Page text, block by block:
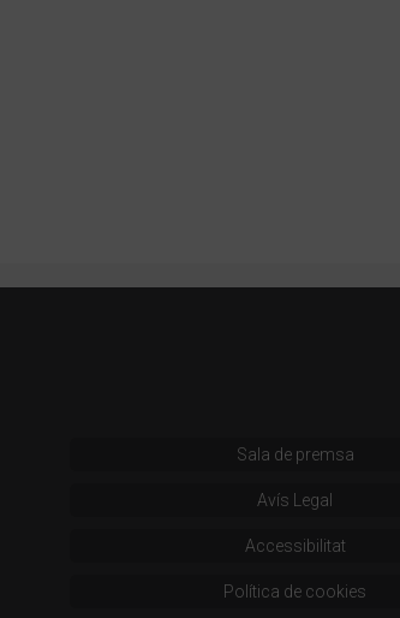
Sala de premsa
Avís Legal
Accessibilitat
Política de cookies